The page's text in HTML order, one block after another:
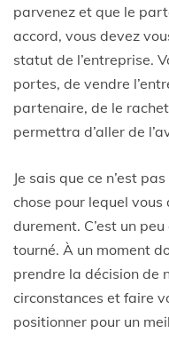
parvenez et que le
accord, vous devez
statut de l’entreprise.
portes, de vendre
partenaire, de le
permettra d’aller de
Je sais que ce n’est
chose pour lequel
durement. C’est un
tourné. À un moment
prendre la décision de
circonstances et faire
positionner pour un